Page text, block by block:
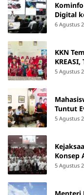
Digital
Course
6 Agustus
KKN
SDN 47
5 Agustus
Tuntut
5 Agustus
Konsep
5 Agustus